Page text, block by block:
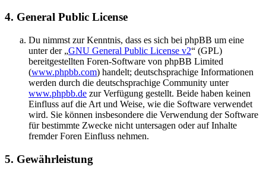
4. General Public License
Du nimmst zur Kenntnis, dass es sich bei phpBB um eine
unter der „GNU General Public License v2“ (GPL)
bereitgestellten Foren-Software von phpBB Limited
(www.phpbb.com) handelt; deutschsprachige Informationen
werden durch die deutschsprachige Community unter
www.phpbb.de zur Verfügung gestellt. Beide haben keinen
Einfluss auf die Art und Weise, wie die Software verwendet
wird. Sie können insbesondere die Verwendung der Software
für bestimmte Zwecke nicht untersagen oder auf Inhalte
fremder Foren Einfluss nehmen.
5. Gewährleistung